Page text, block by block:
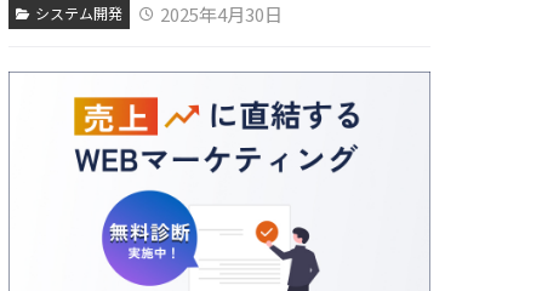
システム開発 2025年4月30日